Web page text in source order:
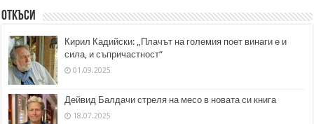
Откъси
Кирил Кадийски: „Плачът на големия поет винаги е и
сила, и съпричастност“
01.09.2025
Дейвид Балдачи стреля на месо в новата си книга
18.07.2025